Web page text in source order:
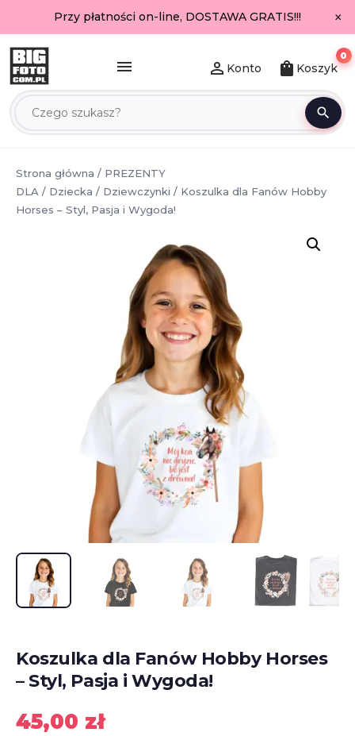
Przy płatności on-line, DOSTAWA GRATIS!!! ×
menu
search
person_outline Konto shopping_bag Koszyk
0
Strona główna / PREZENTY
DLA / Dziecka / Dziewczynki / Koszulka dla Fanów Hobby
Horses – Styl, Pasja i Wygoda!
Koszulka dla Fanów Hobby Horses
– Styl, Pasja i Wygoda!
45,00 zł